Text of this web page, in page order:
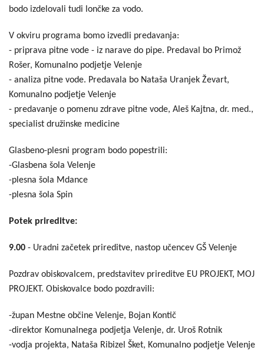
bodo izdelovali tudi lončke za vodo.
V okviru programa bomo izvedli predavanja:
- priprava pitne vode - iz narave do pipe. Predaval bo Primož
Rošer, Komunalno podjetje Velenje
- analiza pitne vode. Predavala bo Nataša Uranjek Ževart,
Komunalno podjetje Velenje
- predavanje o pomenu zdrave pitne vode, Aleš Kajtna, dr. med.,
specialist družinske medicine
Glasbeno-plesni program bodo popestrili:
-Glasbena šola Velenje
-plesna šola Mdance
-plesna šola Spin
Potek prireditve:
9.00 - Uradni začetek prireditve, nastop učencev GŠ Velenje
Pozdrav obiskovalcem, predstavitev prireditve EU PROJEKT, MOJ
PROJEKT. Obiskovalce bodo pozdravili:
-župan Mestne občine Velenje, Bojan Kontič
-direktor Komunalnega podjetja Velenje, dr. Uroš Rotnik
-vodja projekta, Nataša Ribizel Šket, Komunalno podjetje Velenje